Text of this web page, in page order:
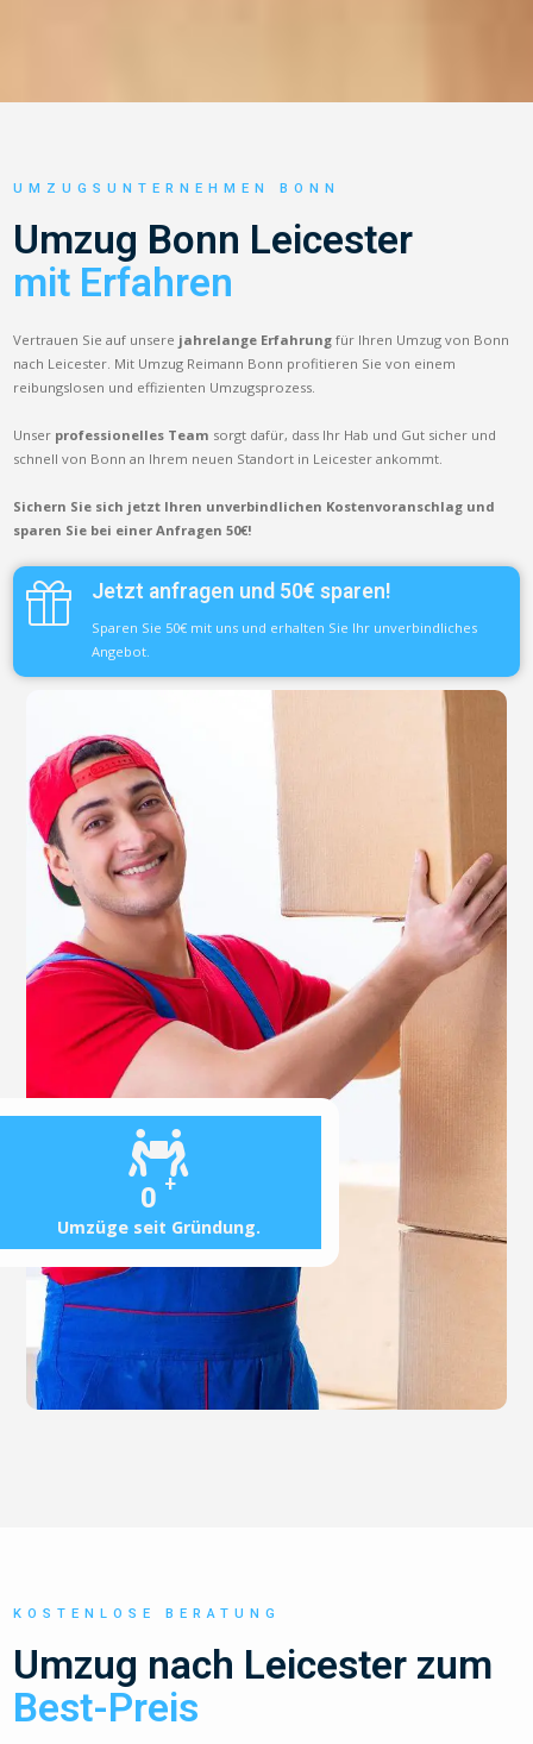
0 +
Umzüge seit Gründung.
UMZUGSUNTERNEHMEN BONN
Umzug Bonn Leicester
mit Erfahren
Vertrauen Sie auf unsere jahrelange Erfahrung für Ihren Umzug von Bonn
nach Leicester. Mit Umzug Reimann Bonn profitieren Sie von einem
reibungslosen und effizienten Umzugsprozess.
Unser professionelles Team sorgt dafür, dass Ihr Hab und Gut sicher und
schnell von Bonn an Ihrem neuen Standort in Leicester ankommt.
Sichern Sie sich jetzt Ihren unverbindlichen Kostenvoranschlag und
sparen Sie bei einer Anfragen 50€!
Jetzt anfragen und 50€ sparen!
Sparen Sie 50€ mit uns und erhalten Sie Ihr unverbindliches
Angebot.
KOSTENLOSE BERATUNG
Umzug nach Leicester zum
Best-Preis